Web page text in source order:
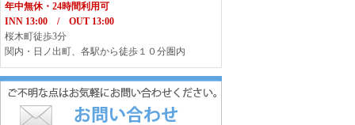
年中無休・24時間利用可
INN 13:00 / OUT 13:00
桜木町徒歩3分
関内・日ノ出町、各駅から徒歩１０分圏内